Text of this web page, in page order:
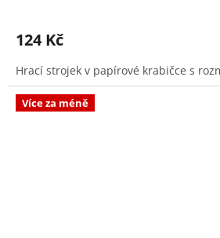
124 Kč
Hrací strojek v papírové krabičce s
Více za méně